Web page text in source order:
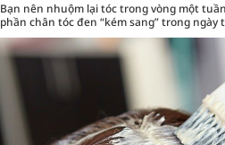
Bạn nên nhuộm lại tóc trong vòng một
phần chân tóc đen “kém sang” trong ngày